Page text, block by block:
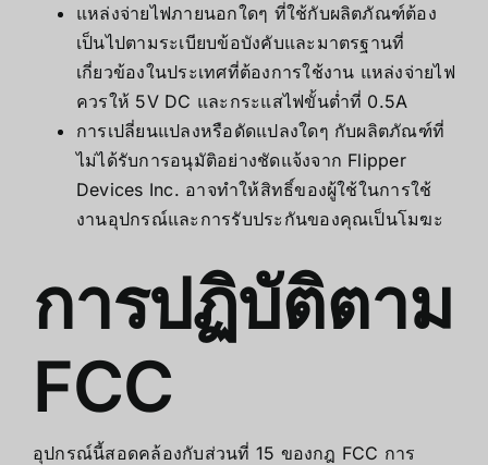
แหล่งจ่ายไฟภายนอกใดๆ ที่ใช้กับผลิตภัณฑ์ต้อง
เป็นไปตามระเบียบข้อบังคับและมาตรฐานที่
เกี่ยวข้องในประเทศที่ต้องการใช้งาน แหล่งจ่ายไฟ
ควรให้ 5V DC และกระแสไฟขั้นต่ำที่ 0.5A
การเปลี่ยนแปลงหรือดัดแปลงใดๆ กับผลิตภัณฑ์ที่
ไม่ได้รับการอนุมัติอย่างชัดแจ้งจาก Flipper
Devices Inc. อาจทำให้สิทธิ์ของผู้ใช้ในการใช้
งานอุปกรณ์และการรับประกันของคุณเป็นโมฆะ
การปฏิบัติตาม
FCC
อุปกรณ์นี้สอดคล้องกับส่วนที่ 15 ของกฎ FCC การ